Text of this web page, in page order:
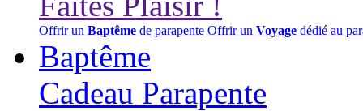
Offrir un Baptême de parapente Offrir un Voyage dédié au
Baptême
Cadeau Parapente